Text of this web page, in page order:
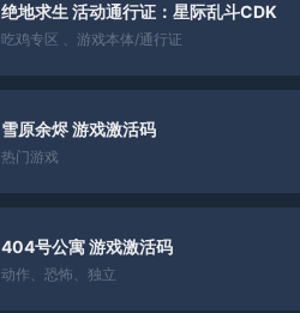
绝地求生 活动通行证：星际乱斗CDK
吃鸡专区 、 游戏本体/通行证
雪原余烬 游戏激活码
热门游戏
404号公寓 游戏激活码
动作 、 恐怖 、 独立